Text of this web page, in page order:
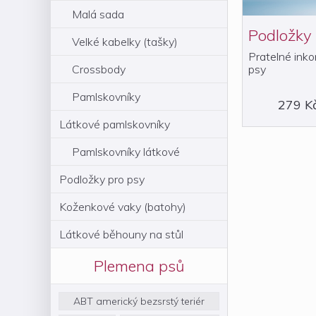
Malá sada
Velké kabelky (tašky)
Crossbody
Pamlskovníky
Látkové pamlskovníky
Pamlskovníky látkové
Podložky pro psy
Koženkové vaky (batohy)
Látkové běhouny na stůl
Plemena psů
ABT americký bezsrstý teriér
Pratelné
psy
279